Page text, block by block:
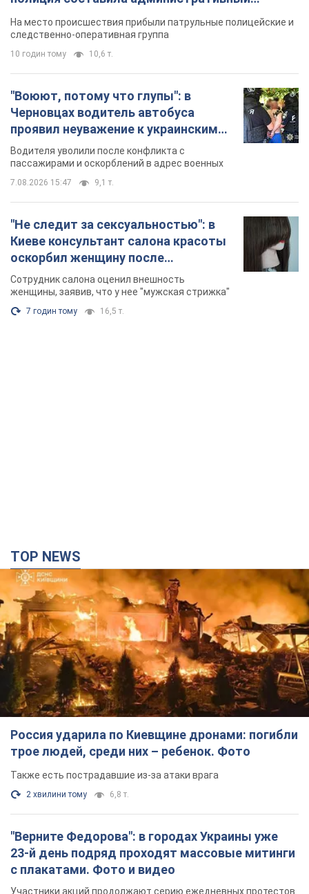
военным и поплатился за это.
Видео
пассажирами и оскорблений в адрес военных
"Не следит за сексуальностью": в
Киеве консультант салона красоты
оскорбил женщину после
химиотерапии, разгорелся скандал.
Фото
женщины, заявив, что у нее "мужская стрижка"
Россия ударила по Киевщине дронами: погибли
трое людей, среди них – ребенок. Фото
Также есть пострадавшие из-за атаки врага
2 хвилини тому 6,8 т.
"Верните Федорова": в городах Украины уже
23-й день подряд проходят массовые митинги
с плакатами. Фото и видео
Участники акций продолжают серию ежедневных протестов
6 годин тому 2,6 т.
Сенат США одобрил законопроект Грэма о
санкциях против России: что дальше
Документ предусматривает новые экономические
ограничения